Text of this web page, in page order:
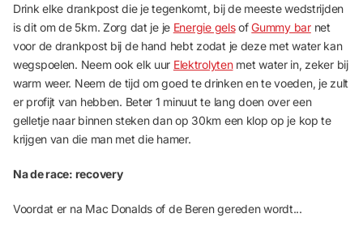
Drink elke drankpost die je tegenkomt, bij de meeste wedstrijden
is dit om de 5km. Zorg dat je je Energie gelsofGummy barnet
voor de drankpost bij de hand hebt zodat je deze met water kan
wegspoelen. Neem ook elk uur Elektrolytenmet water in, zeker bij
warm weer. Neem de tijd om goed te drinken en te voeden, je zult
er profijt van hebben. Beter 1 minuut te lang doen over een
gelletje naar binnen steken dan op 30km een klop op je kop te
krijgen van die man met die hamer.
Na de race: recovery
Voordat er na Mac Donalds of de Beren gereden wordt...